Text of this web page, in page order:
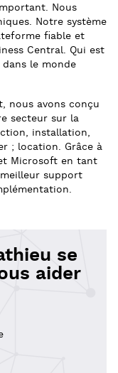
Nous
Notre système
fiable et
Central. Qui est
le monde
nous avons conçu
secteur sur la
installation,
; location. Grâce à
Microsoft en tant
support
se
aider